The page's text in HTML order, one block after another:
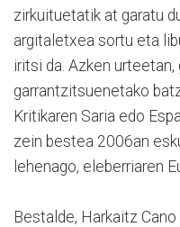
zirkuituetatik at garatu
argitaletxea sortu eta
iritsi da. Azken
garrantzitsuenetako
Kritikaren Saria edo
zein bestea 2006an
lehenago, eleberriaren
Bestalde, Harkaitz